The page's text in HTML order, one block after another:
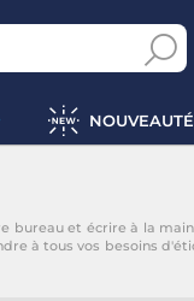
bureau et écrire à la
à tous vos besoins